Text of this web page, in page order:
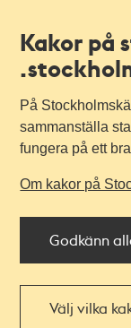
Kakor på
På
sammanställa
fungera på ett
Om kakor på
Godkänn
Välj vilka